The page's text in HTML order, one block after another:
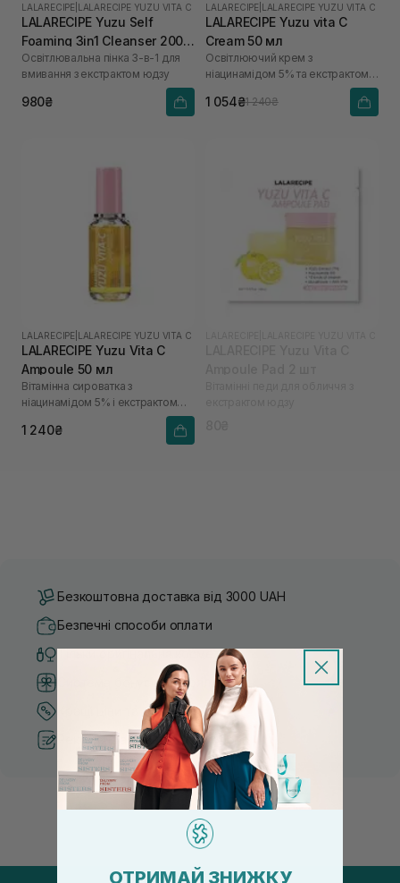
LALARECIPE LALARECIPE YUZU VITA C
LALARECIPE Yuzu Self
Foaming 3in1 Cleanser 200
мл
Освітлювальна пінка 3-в-1 для
вмивання з екстрактом юдзу
980₴
LALARECIPE LALARECIPE YUZU VITA C
LALARECIPE Yuzu vita C
Cream 50 мл
Освітлюючий крем з
ніацинамідом 5% та екстрактом
1 054₴1 240₴
LALARECIPE LALARECIPE YUZU VITA C
LALARECIPE Yuzu Vita C
Ampoule 50 мл
Вітамінна сироватка з
ніацинамідом 5% і екстрактом
1 240₴
Безкоштовна доставка від 3000 UAH
Безпечні способи оплати
Тільки оригінальна косметика
Система бонусів та лояльності
Кращі ціни та топ товари
Рекомендації від косметологів
ОТРИМАЙ ЗНИЖКУ